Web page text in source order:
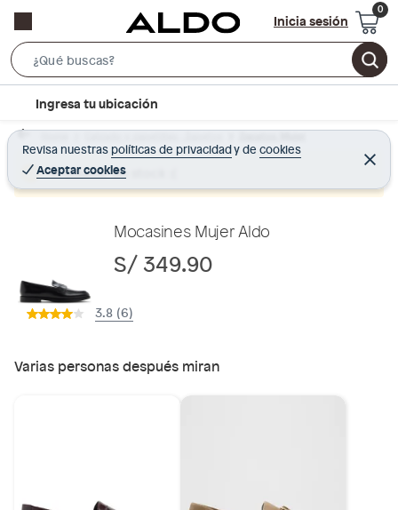
Inicia sesión
e
r
c
B
r
c
t
n
Ingresa tu ubicación
Revisa nuestras políticas de privacidadyde cookies
Aceptar cookies
C
e
r
Home Calzado y zapatillas - Zapatos Zapatos Mujer
Producto sin stock :(
Mocasines Mujer Aldo
S/ 349.90
3.8 (6)
Varias personas después miran